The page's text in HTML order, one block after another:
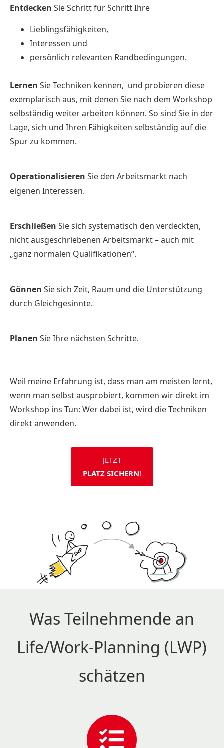
Entdecken Sie Schritt für Schritt Ihre
Lieblingsfähigkeiten,
Interessen und
persönlich relevanten Randbedingungen.
Lernen Sie Techniken kennen, und probieren diese
exemplarisch aus, mit denen Sie nach dem Workshop
selbständig weiter arbeiten können. So sind Sie in der
Lage, sich und Ihren Fähigkeiten selbständig auf die
Spur zu kommen.
Operationalisieren Sie den Arbeitsmarkt nach
eigenen Interessen.
Erschließen Sie sich systematisch den verdeckten,
nicht ausgeschriebenen Arbeitsmarkt – auch mit
„ganz normalen Qualifikationen“.
Gönnen Sie sich Zeit, Raum und die Unterstützung
durch Gleichgesinnte.
Planen Sie Ihre nächsten Schritte.
Weil meine Erfahrung ist, dass man am meisten lernt,
wenn man selbst ausprobiert, kommen wir direkt im
Workshop ins Tun: Wer dabei ist, wird die Techniken
direkt anwenden.
JETZT
PLATZ SICHERN!
Was Teilnehmende an
Life/Work-Planning (LWP)
schätzen